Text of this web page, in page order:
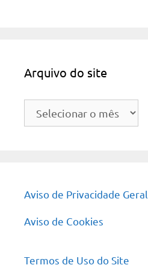
Arquivo do site
Arquivo
Aviso de Privacidade Geral
Aviso de Cookies
Termos de Uso do Site